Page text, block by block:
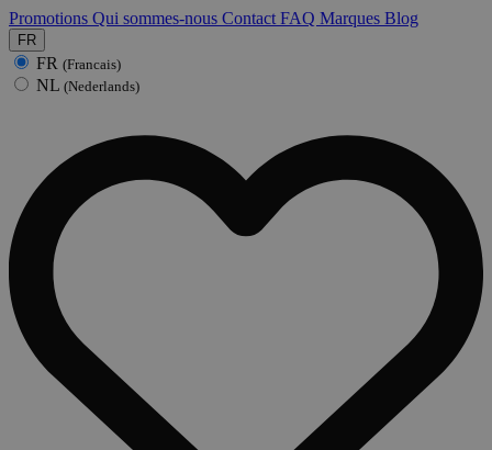
Promotions Qui sommes-nous Contact FAQ Marques Blog
FR
FR (Francais)
NL (Nederlands)